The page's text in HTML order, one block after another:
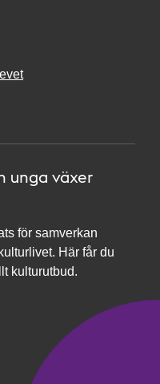
unga växer
för samverkan
Här får du
kulturutbud.